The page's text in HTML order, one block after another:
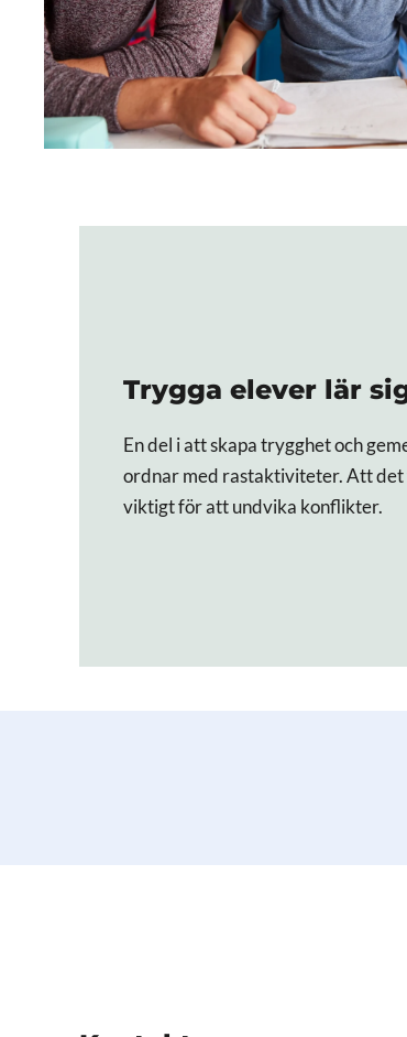
Trygga elever lär
En del i att skapa trygghet och
ordnar med rastaktiviteter. Att det
viktigt för att undvika konflikter.